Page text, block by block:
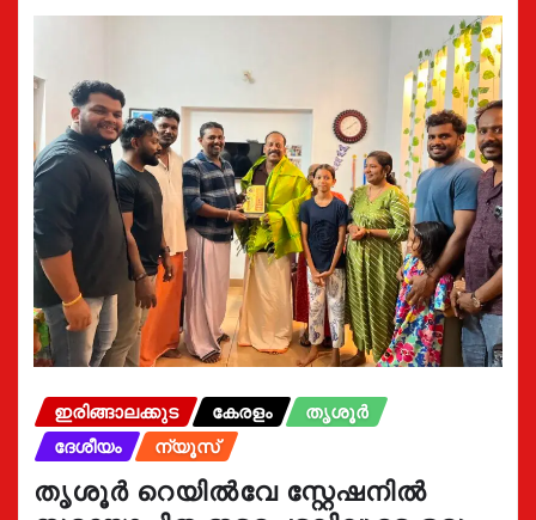
ഇരിങ്ങാലക്കുട കേരളം
തൃശൂർ
ദേശീയം
ന്യൂസ്
തൃശൂർ റെയിൽവേ സ്റ്റേഷനിൽ